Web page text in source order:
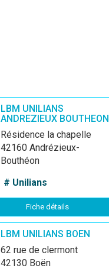
LBM UNILIANS
ANDREZIEUX BOUTHEON
résidence la chapelle
42160 Andrézieux-
Bouthéon
# Unilians
Fiche détails
LBM UNILIANS BOEN
62 rue de clermont
42130 Boën